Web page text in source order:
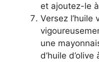
et ajoutez-le
Versez
une
d’huile d’olive